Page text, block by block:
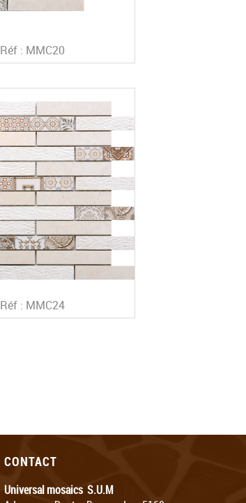
Réf : MMC20
Réf : MMC24
CONTACT
Universal mosaics S.U.M